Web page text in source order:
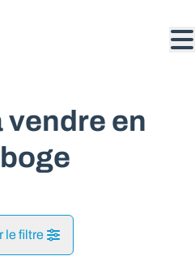
vendre en
le filtre